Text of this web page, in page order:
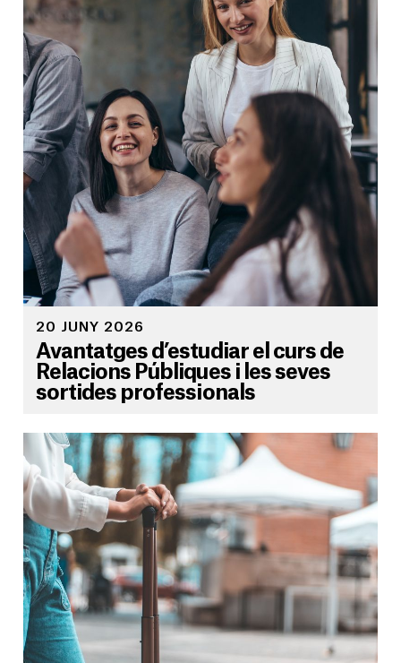
20 JUNY 2026
Avantatges d’estudiar el curs de
Relacions Públiques i les seves
sortides professionals